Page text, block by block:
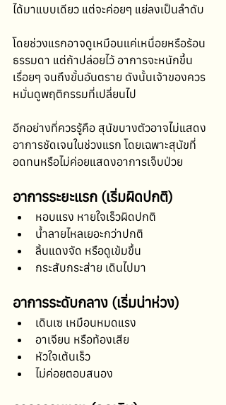
ได้มาแบบเดียว แต่จะค่อยๆ แย่ลงเป็นลำดับ
โดยช่วงแรกอาจดูเหมือนแค่เหนื่อยหรือร้อน
ธรรมดา แต่ถ้าปล่อยไว้ อาการจะหนักขึ้น
เรื่อยๆ จนถึงขั้นอันตราย ดังนั้นเจ้าของควร
หมั่นดูพฤติกรรมที่เปลี่ยนไป
อีกอย่างที่ควรรู้คือ สุนัขบางตัวอาจไม่แสดง
อาการชัดเจนในช่วงแรก โดยเฉพาะสุนัขที่
อดทนหรือไม่ค่อยแสดงอาการเจ็บป่วย
อาการระยะแรก (เริ่มผิดปกติ)
หอบแรง หายใจเร็วผิดปกติ
น้ำลายไหลเยอะกว่าปกติ
ลิ้นแดงจัด หรือดูเข้มขึ้น
กระสับกระส่าย เดินไปมา
อาการระดับกลาง (เริ่มน่าห่วง)
เดินเซ เหมือนหมดแรง
อาเจียน หรือท้องเสีย
หัวใจเต้นเร็ว
ไม่ค่อยตอบสนอง